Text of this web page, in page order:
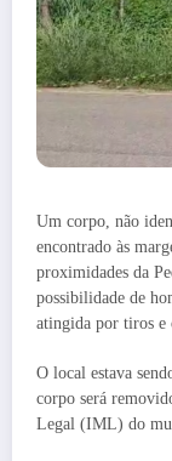
Um corpo, não
encontrado às
proximidades da
possibilidade de
atingida por tiros e
O local estava
corpo será
Legal (IML) do